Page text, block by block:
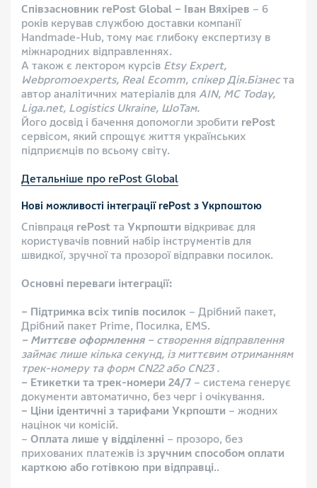
Співзасновник rePost Global – Іван Вяхірев – 6
років керував службою доставки компанії
Handmade-Hub, тому має глибоку експертизу в
міжнародних відправленнях.
А також є лектором курсів Etsy Expert,
Webpromoexperts, Real Ecomm, спікер Дія.Бізнеста
автор аналітичних матеріалів для AIN, MC Today,
Liga.net, Logistics Ukraine, ШоТам.
Його досвід і бачення допомогли зробити rePost
сервісом, який спрощує життя українських
підприємців по всьому світу.
Детальніше про rePost Global
Нові можливості інтеграції rePost з Укрпоштою
Співпраця rePost та Укрпошти відкриває для
користувачів повний набір інструментів для
швидкої, зручної та прозорої відправки посилок.
Основні переваги інтеграції:
– Підтримка всіх типів посилок – Дрібний пакет,
Дрібний пакет Prime, Посилка, EMS.
– Миттєве оформлення – створення відправлення
займає лише кілька секунд, із миттєвим отриманням
трек-номеру та форм CN22 або CN23 .
– Етикетки та трек-номери 24/7 – система генерує
документи автоматично, без черг і очікування.
– Ціни ідентичні з тарифами Укрпошти – жодних
націнок чи комісій.
– Оплата лише у відділенні – прозоро, без
прихованих платежів із зручним способом оплати
карткою або готівкою при відправці..